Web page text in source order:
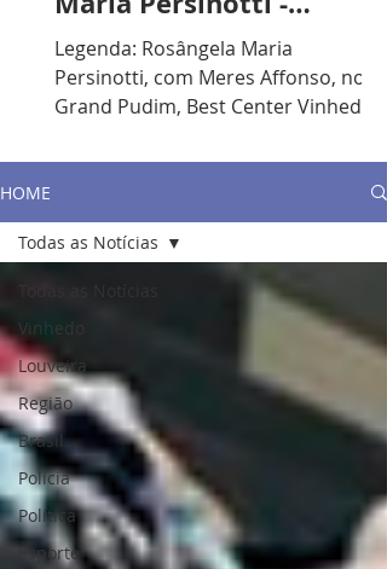
Presidente do Lions
Clube de Vinhedo
Legenda: Rosângela Maria
Persinotti, com Meres Affonso, no
Grand Pudim, Best Center Vinhedo. /
formação acadêmica? R.P.: Sou
gosto muito de música. Toco piano e
violão. Lecionei durante anos em
escolas particulares e, nos últimos
10 anos, trabalhei com crianças na
Prefeitura Municipal de Campinas.
R.F.: Como ingressou no Lions Clube
de Vinhedo? R.P.: Casei-me com
Aniceto Augusto Pires (leonino) há 2
anos. Aposen
HOME
Vinhedo
Louveira
Região
Brasil
Polícia
Política
Esporte
Todas as Notícias